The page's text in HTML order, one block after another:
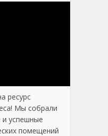
ресурс
Мы собрали
и успешные
помещений